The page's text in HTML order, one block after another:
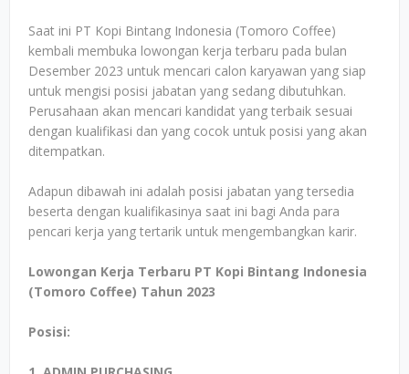
Saat ini PT Kopi Bintang Indonesia (Tomoro Coffee)
kembali membuka lowongan kerja terbaru pada bulan
Desember 2023 untuk mencari calon karyawan yang siap
untuk mengisi posisi jabatan yang sedang dibutuhkan.
Perusahaan akan mencari kandidat yang terbaik sesuai
dengan kualifikasi dan yang cocok untuk posisi yang akan
ditempatkan.
Adapun dibawah ini adalah posisi jabatan yang tersedia
beserta dengan kualifikasinya saat ini bagi Anda para
pencari kerja yang tertarik untuk mengembangkan karir.
Lowongan Kerja Terbaru PT Kopi Bintang Indonesia
(Tomoro Coffee) Tahun 2023
Posisi: